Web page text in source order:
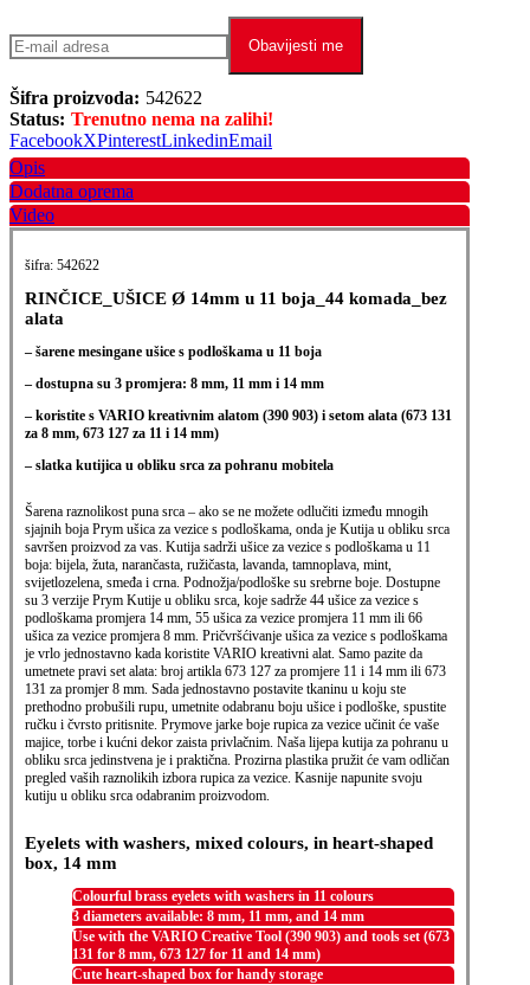
Obavijesti me
Šifra proizvoda: 542622
Status: Trenutno nema na zalihi!
FacebookXPinterestLinkedinEmail
Opis
Dodatna oprema
Video
šifra: 542622
RINČICE_UŠICE Ø 14mm u 11 boja_44 komada_bez
alata
– šarene mesingane ušice s podloškama u 11 boja
– dostupna su 3 promjera: 8 mm, 11 mm i 14 mm
– koristite s VARIO kreativnim alatom (390 903) i setom alata (673 131
za 8 mm, 673 127 za 11 i 14 mm)
– slatka kutijica u obliku srca za pohranu mobitela
Šarena raznolikost puna srca – ako se ne možete odlučiti između mnogih
sjajnih boja Prym ušica za vezice s podloškama, onda je Kutija u obliku srca
savršen proizvod za vas. Kutija sadrži ušice za vezice s podloškama u 11
boja: bijela, žuta, narančasta, ružičasta, lavanda, tamnoplava, mint,
svijetlozelena, smeđa i crna. Podnožja/podloške su srebrne boje. Dostupne
su 3 verzije Prym Kutije u obliku srca, koje sadrže 44 ušice za vezice s
podloškama promjera 14 mm, 55 ušica za vezice promjera 11 mm ili 66
ušica za vezice promjera 8 mm. Pričvršćivanje ušica za vezice s podloškama
je vrlo jednostavno kada koristite VARIO kreativni alat. Samo pazite da
umetnete pravi set alata: broj artikla 673 127 za promjere 11 i 14 mm ili 673
131 za promjer 8 mm. Sada jednostavno postavite tkaninu u koju ste
prethodno probušili rupu, umetnite odabranu boju ušice i podloške, spustite
ručku i čvrsto pritisnite. Prymove jarke boje rupica za vezice učinit će vaše
majice, torbe i kućni dekor zaista privlačnim. Naša lijepa kutija za pohranu u
obliku srca jedinstvena je i praktična. Prozirna plastika pružit će vam odličan
pregled vaših raznolikih izbora rupica za vezice. Kasnije napunite svoju
kutiju u obliku srca odabranim proizvodom.
Eyelets with washers, mixed colours, in heart-shaped
box, 14 mm
Colourful brass eyelets with washers in 11 colours
3 diameters available: 8 mm, 11 mm, and 14 mm
Use with the VARIO Creative Tool (390 903) and tools set (673
131 for 8 mm, 673 127 for 11 and 14 mm)
Cute heart-shaped box for handy storage